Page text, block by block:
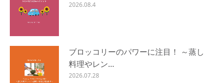
2026.08.4
ブロッコリーのパワーに注目！ ～蒸し
料理やレン…
2026.07.28